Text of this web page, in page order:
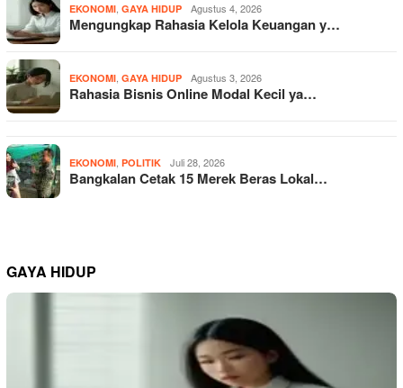
EKONOMI GAYA HIDUP Agustus 4, 2026
Mengungkap Rahasia Kelola Keuangan y…
EKONOMI GAYA HIDUP Agustus 3, 2026
Rahasia Bisnis Online Modal Kecil ya…
EKONOMI POLITIK Juli 28, 2026
Bangkalan Cetak 15 Merek Beras Lokal…
GAYA HIDUP